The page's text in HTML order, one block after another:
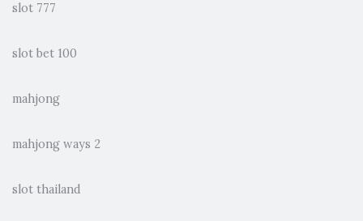
slot 777
slot bet 100
mahjong
mahjong ways 2
slot thailand